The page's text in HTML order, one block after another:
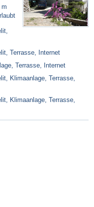
m
Terrasse, Internet
Terrasse, Internet
Klimaanlage, Terrasse,
Klimaanlage, Terrasse,